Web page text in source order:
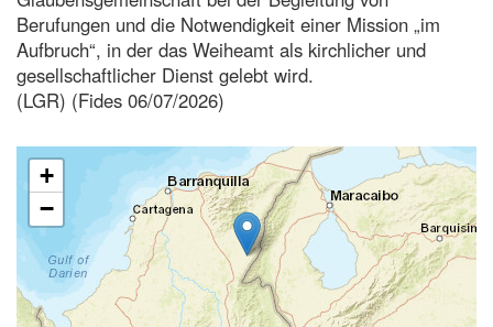
Berufungen und die Notwendigkeit einer Mission „im
Aufbruch“, in der das Weiheamt als kirchlicher und
gesellschaftlicher Dienst gelebt wird.
(LGR) (Fides 06/07/2026)
+
−